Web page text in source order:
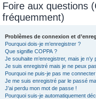
Foire aux questions
fréquemment)
Problèmes de connexion et
Pourquoi dois-je m’enregistrer ?
Que signifie COPPA ?
Je souhaite m’enregistrer, mais je n’y
Je suis enregistré mais je ne peux
Pourquoi ne puis-je pas me
Je me suis enregistré par le passé
J’ai perdu mon mot de passe !
Pourquoi suis-je automatiquement